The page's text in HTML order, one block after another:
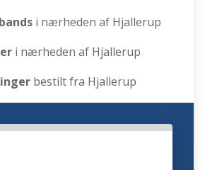
i nærheden af Hjallerup
i nærheden af Hjallerup
bestilt fra Hjallerup